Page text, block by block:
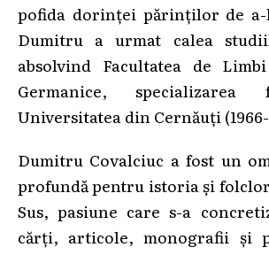
pofida dorinței părinților de
Dumitru a urmat calea
absolvind Facultatea de
Germanice, specializarea
Universitatea din Cernăuți (1966-
Dumitru Covalciuc a fost un
profundă pentru istoria și
Sus, pasiune care s-a
cărți, articole, monografii și